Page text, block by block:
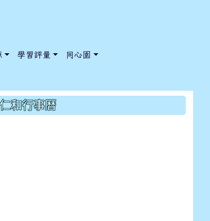
學習評量 同心園
白飯改為地瓜飯
和行事曆
style=font-size: 1rem; background-
style=font-size: 1rem; background-